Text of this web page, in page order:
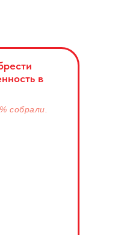
в
собрали.